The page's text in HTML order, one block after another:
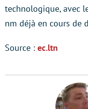
technologique, avec
nm déjà en cours de
Source : ec.ltn